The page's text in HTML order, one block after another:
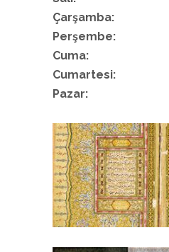
Çarşamba:
Perşembe:
Cuma:
Cumartesi:
Pazar: